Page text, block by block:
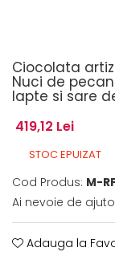
Ciocolata
Nuci de
lapte si sare
419,12 Lei
STOC EPUIZAT
Cod Produs: M-
Ai nevoie de
Adauga la